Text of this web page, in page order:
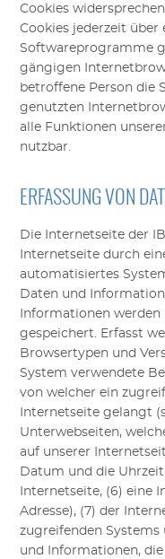
Cookies
Cookies jederzeit
Softwareprogramme
gängigen
betroffene Person die
genutzten
alle Funktionen
nutzbar.
ERFASSUNG VON
Die Internetseite der
Internetseite durch
automatisiertes
Daten und
Informationen werden
gespeichert. Erfasst
Browsertypen und
System verwendete
von welcher ein
Internetseite gelangt
Unterwebseiten,
auf unserer
Datum und die
Internetseite, (6) eine
Adresse), (7) der
zugreifenden
und Informationen,